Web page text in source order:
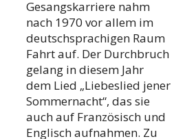
Gesangskarriere nahm
nach 1970 vor allem im
deutschsprachigen Raum
Fahrt auf. Der Durchbruch
gelang in diesem Jahr
dem Lied „Liebeslied jener
Sommernacht“, das sie
auch auf Französisch und
Englisch aufnahmen. Zu